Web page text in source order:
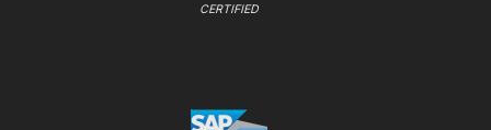
CERTIFIED